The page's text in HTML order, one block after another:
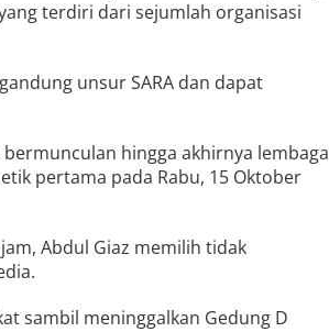
terdiri dari sejumlah organisasi
unsur SARA dan dapat
hingga akhirnya lembaga
pertama pada Rabu, 15 Oktober
Abdul Giaz memilih tidak
sambil meninggalkan Gedung D